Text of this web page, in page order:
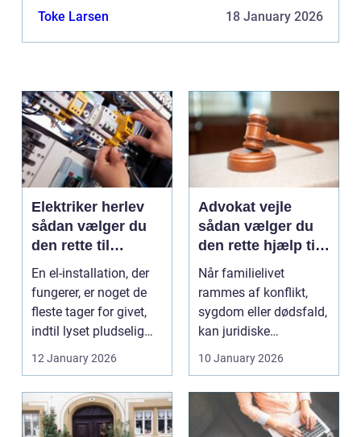
Aalborg, der matcher dine behov og ønsker. I
Toke Larsen 18 January 2026
Elektriker herlev
sådan vælger du
den rette til
opgaven
En el-installation, der
fungerer, er noget de
fleste tager for givet,
indtil lyset pludselig
går, el...
12 January 2026
Advokat vejle
sådan vælger du
den rette hjælp til
familien
Når familielivet
rammes af konflikt,
sygdom eller dødsfald,
kan juridiske
spørgsmål hurtigt
10 January 2026